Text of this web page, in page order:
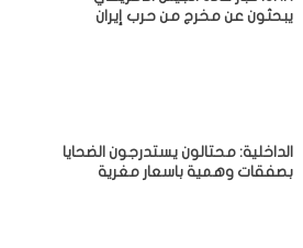
يبحثون عن مخرج من حرب إيران
الداخلية: محتالون يستدرجون الضحايا
بصفقات وهمية باسعار مغرية